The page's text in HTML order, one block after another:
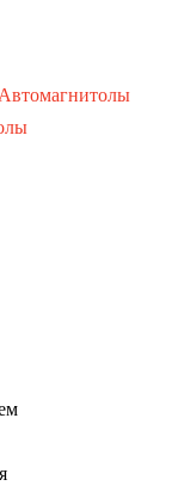
Автомагнитолы